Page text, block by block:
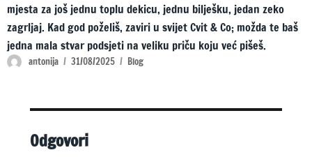
mjesta za još jednu toplu dekicu, jednu bilješku, jedan zeko
zagrljaj. Kad god poželiš, zaviri u svijet Cvit & Co; možda te baš
jedna mala stvar podsjeti na veliku priču koju već pišeš.
Author
antonija
Posted
31/08/2025 Categories
Blog
Odgovori